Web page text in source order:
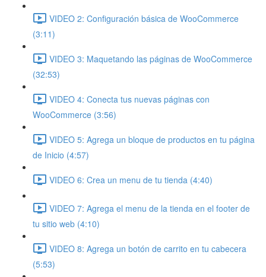
VIDEO 2: Configuración básica de WooCommerce
(3:11)
VIDEO 3: Maquetando las páginas de WooCommerce
(32:53)
VIDEO 4: Conecta tus nuevas páginas con
WooCommerce (3:56)
VIDEO 5: Agrega un bloque de productos en tu página
de Inicio (4:57)
VIDEO 6: Crea un menu de tu tienda (4:40)
VIDEO 7: Agrega el menu de la tienda en el footer de
tu sitio web (4:10)
VIDEO 8: Agrega un botón de carrito en tu cabecera
(5:53)